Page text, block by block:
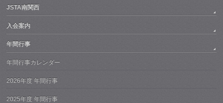
JSTA南関西
入会案内
年間行事
年間行事カレンダー
2026年度 年間行事
2025年度 年間行事